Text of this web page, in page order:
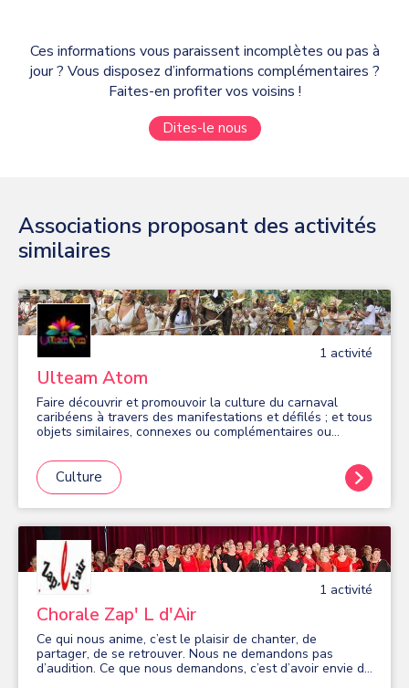
Ces informations vous paraissent incomplètes ou pas à
jour ? Vous disposez d’informations complémentaires ?
Faites-en profiter vos voisins !
Dites-le nous
Associations proposant des activités
similaires
1 activité
Ulteam Atom
Faire découvrir et promouvoir la culture du carnaval
caribéens à travers des manifestations et défilés ; et tous
objets similaires, connexes ou complémentaires ou
développement
Culture
1 activité
Chorale Zap' L d'Air
Ce qui nous anime, c’est le plaisir de chanter, de
partager, de se retrouver. Nous ne demandons pas
d’audition. Ce que nous demandons, c’est d’avoir envie de